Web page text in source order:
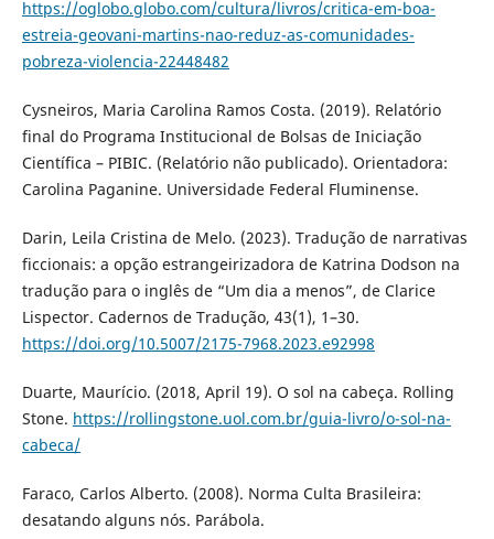
https://oglobo.globo.com/cultura/livros/critica-em-boa-
estreia-geovani-martins-nao-reduz-as-comunidades-
pobreza-violencia-22448482
Cysneiros, Maria Carolina Ramos Costa. (2019). Relatório
final do Programa Institucional de Bolsas de Iniciação
Científica – PIBIC. (Relatório não publicado). Orientadora:
Carolina Paganine. Universidade Federal Fluminense.
Darin, Leila Cristina de Melo. (2023). Tradução de narrativas
ficcionais: a opção estrangeirizadora de Katrina Dodson na
tradução para o inglês de “Um dia a menos”, de Clarice
Lispector. Cadernos de Tradução, 43(1), 1–30.
https://doi.org/10.5007/2175-7968.2023.e92998
Duarte, Maurício. (2018, April 19). O sol na cabeça. Rolling
Stone. https://rollingstone.uol.com.br/guia-livro/o-sol-na-
cabeca/
Faraco, Carlos Alberto. (2008). Norma Culta Brasileira:
desatando alguns nós. Parábola.